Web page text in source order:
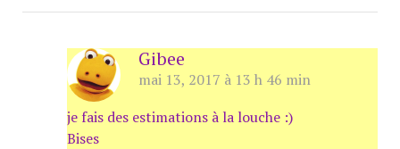
Gibee
mai 13, 2017 à 13 h 46 min
je fais des estimations à la louche :)
Bises